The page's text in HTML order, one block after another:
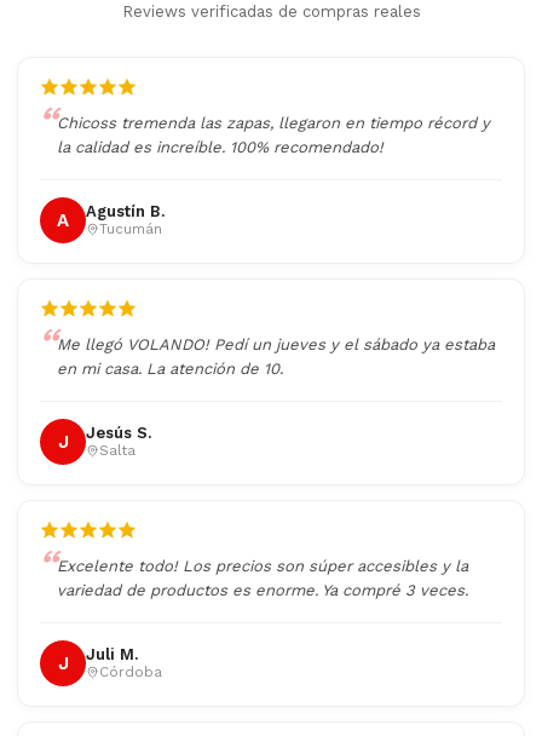
Reviews verificadas de compras reales
Chicoss tremenda las zapas, llegaron en tiempo récord y
la calidad es increíble. 100% recomendado!
A Agustín B.
Tucumán
Me llegó VOLANDO! Pedí un jueves y el sábado ya estaba
en mi casa. La atención de 10.
J Jesús S.
Salta
Excelente todo! Los precios son súper accesibles y la
variedad de productos es enorme. Ya compré 3 veces.
J Juli M.
Córdoba